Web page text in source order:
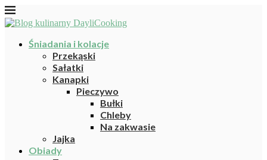
Śniadania i kolacje
Przekąski
Sałatki
Kanapki
Pieczywo
Bułki
Chleby
Na zakwasie
Jajka
Obiady